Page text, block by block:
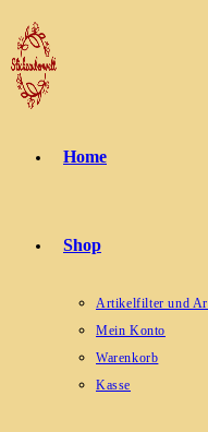
Zum
Inhalt
springen
Home
Shop
Artikelfilter und
Mein Konto
Warenkorb
Kasse